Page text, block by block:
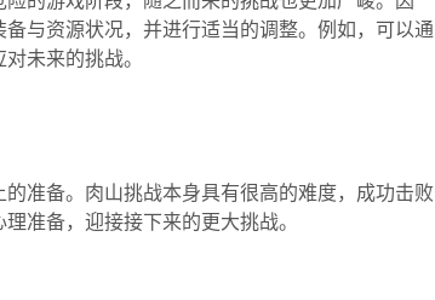
与资源状况，并进行适当的调整。例如，可以通
未来的挑战。
准备。肉山挑战本身具有很高的难度，成功击败
准备，迎接接下来的更大挑战。